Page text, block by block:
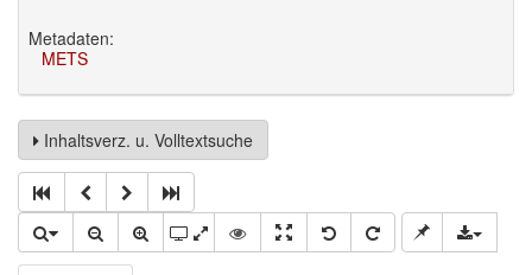
Metadaten:
METS
Inhaltsverz. u. Volltextsuche